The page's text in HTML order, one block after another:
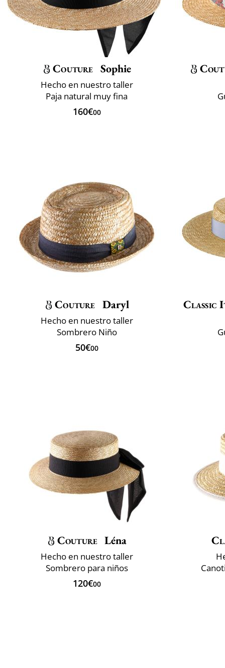
Couture Sophie
Hecho en nuestro taller
Paja natural muy fina
160€00
Couture Daryl
Hecho en nuestro taller
Sombrero Niño
50€00
Classic
Couture Léna
Hecho en nuestro taller
Sombrero para niños
120€00